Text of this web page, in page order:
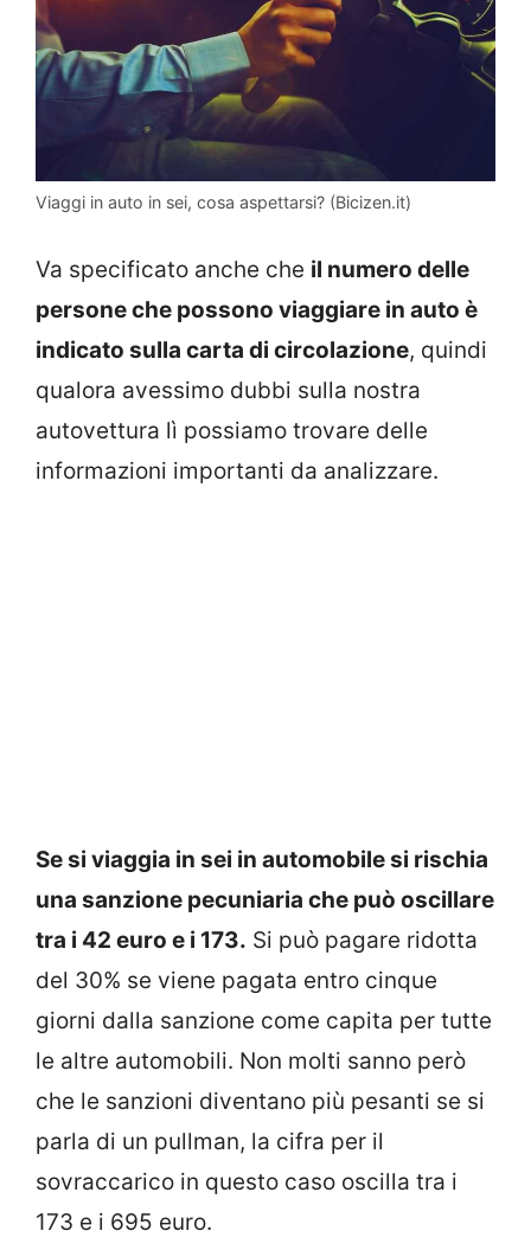
Viaggi in auto in sei, cosa aspettarsi? (Bicizen.it)
Va specificato anche che il numero delle
persone che possono viaggiare in auto è
indicato sulla carta di circolazione, quindi
qualora avessimo dubbi sulla nostra
autovettura lì possiamo trovare delle
informazioni importanti da analizzare.
Se si viaggia in sei in automobile si rischia
una sanzione pecuniaria che può oscillare
tra i 42 euro e i 173. Si può pagare ridotta
del 30% se viene pagata entro cinque
giorni dalla sanzione come capita per tutte
le altre automobili. Non molti sanno però
che le sanzioni diventano più pesanti se si
parla di un pullman, la cifra per il
sovraccarico in questo caso oscilla tra i
173 e i 695 euro.